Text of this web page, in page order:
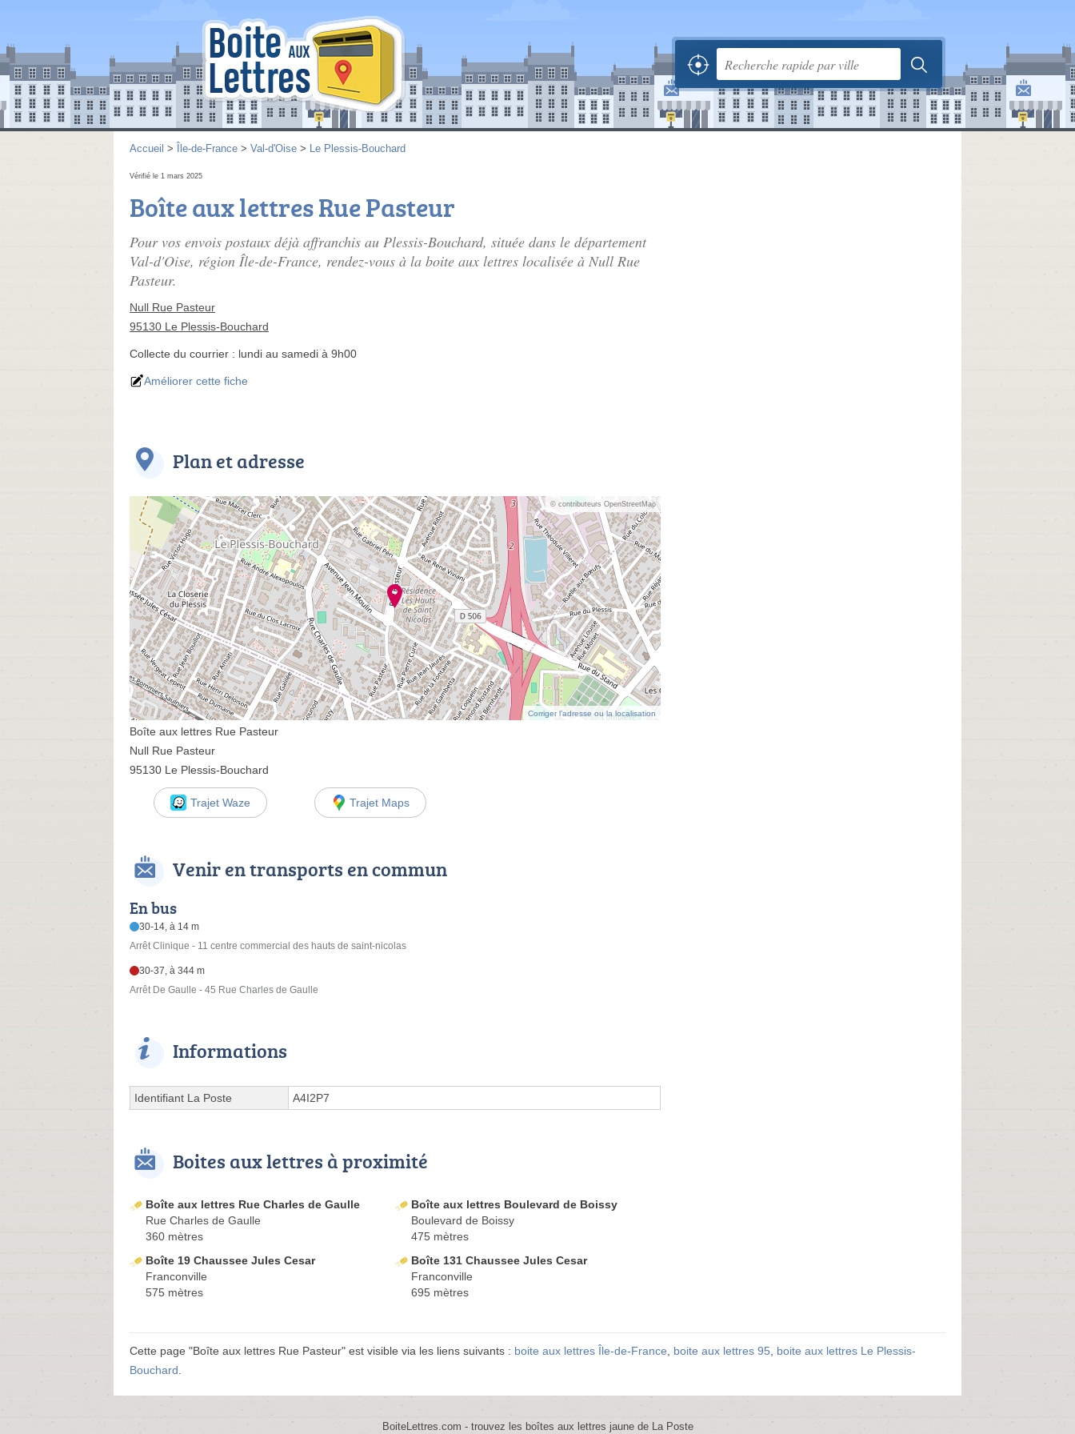
Accueil > Île-de-France > Val-d'Oise > Le Plessis-Bouchard
Vérifié le 1 mars 2025
Boîte aux lettres Rue Pasteur
Pour vos envois postaux déjà affranchis au Plessis-Bouchard, située dans le département
Val-d'Oise, région Île-de-France, rendez-vous à la boite aux lettres localisée à Null Rue
Pasteur.
Null Rue Pasteur
95130 Le Plessis-Bouchard
Collecte du courrier : lundi au samedi à 9h00
Améliorer cette fiche
Plan et adresse
© contributeurs OpenStreetMap
Corriger l’adresse ou la localisation
Boîte aux lettres Rue Pasteur
Null Rue Pasteur
95130 Le Plessis-Bouchard
Trajet Waze Trajet Maps
Venir en transports en commun
En bus
30-14, à 14 m
Arrêt Clinique - 11 centre commercial des hauts de saint-nicolas
30-37, à 344 m
Arrêt De Gaulle - 45 Rue Charles de Gaulle
Informations
Identifiant La Poste A4I2P7
Boites aux lettres à proximité
Boîte aux lettres Rue Charles de Gaulle
Rue Charles de Gaulle
360 mètres
Boîte aux lettres Boulevard de Boissy
Boulevard de Boissy
475 mètres
Boîte 19 Chaussee Jules Cesar
Franconville
575 mètres
Boîte 131 Chaussee Jules Cesar
Franconville
695 mètres
Cette page "Boîte aux lettres Rue Pasteur" est visible via les liens suivants : boite aux lettres Île-de-France, boite aux lettres 95, boite aux lettres Le Plessis-
Bouchard.
BoiteLettres.com - trouvez les boîtes aux lettres jaune de La Poste